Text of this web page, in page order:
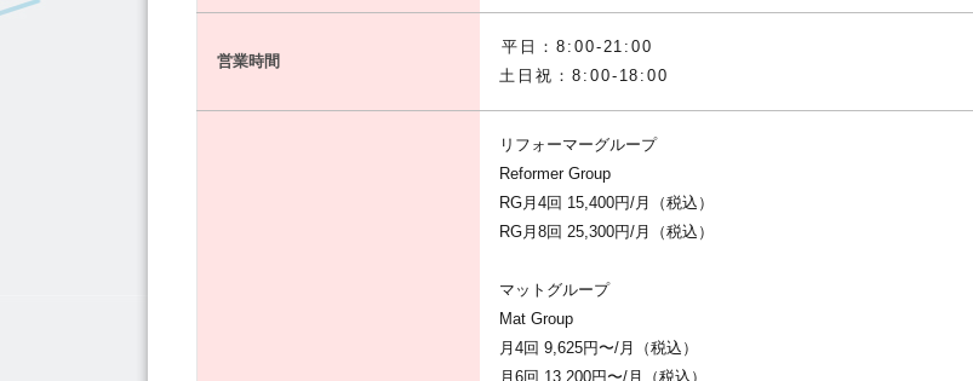
営業時間
平日：8:00-21:00
土日祝：8:00-18:00
リフォーマーグループ
Reformer Group
RG月4回 15,400円/月（税込）
RG月8回 25,300円/月（税込）
マットグループ
Mat Group
月4回 9,625円〜/月（税込）
月6回 13,200円〜/月（税込）